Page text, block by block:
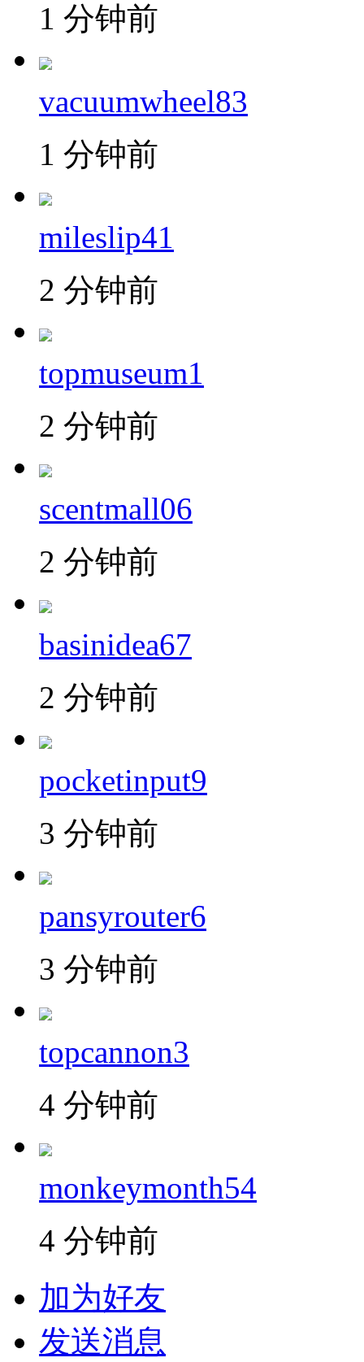
1 分钟前
vacuumwheel83
1 分钟前
mileslip41
2 分钟前
topmuseum1
2 分钟前
scentmall06
2 分钟前
basinidea67
2 分钟前
pocketinput9
3 分钟前
pansyrouter6
3 分钟前
topcannon3
4 分钟前
monkeymonth54
4 分钟前
加为好友
发送消息